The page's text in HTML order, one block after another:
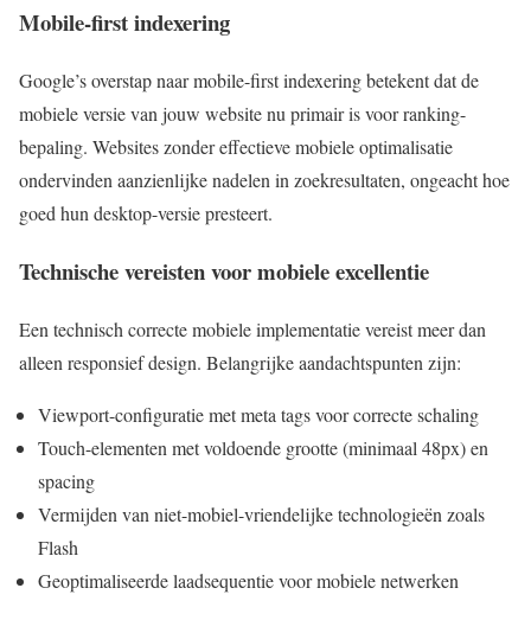
Mobile-first indexering
Google’s overstap naar mobile-first indexering betekent dat de
mobiele versie van jouw website nu primair is voor ranking-
bepaling. Websites zonder effectieve mobiele optimalisatie
ondervinden aanzienlijke nadelen in zoekresultaten, ongeacht hoe
goed hun desktop-versie presteert.
Technische vereisten voor mobiele excellentie
Een technisch correcte mobiele implementatie vereist meer dan
alleen responsief design. Belangrijke aandachtspunten zijn:
Viewport-configuratie met meta tags voor correcte schaling
Touch-elementen met voldoende grootte (minimaal 48px) en
spacing
Vermijden van niet-mobiel-vriendelijke technologieën zoals
Flash
Geoptimaliseerde laadsequentie voor mobiele netwerken